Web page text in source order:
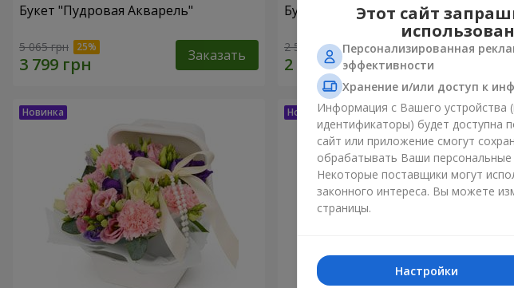
Букет "Пудровая Акварель"
5 065 грн Заказать
Букет "Мечты сбываются"
2 540 грн Заказать
Этот сайт
Персонализированная
эффективности
Хранение и/или доступ к
Информация с Вашего устройства
идентификаторы) будет доступна
сайт или приложение смогут
обрабатывать Ваши персональные
Некоторые поставщики могут
законного интереса. Вы можете
страницы.
Настройки